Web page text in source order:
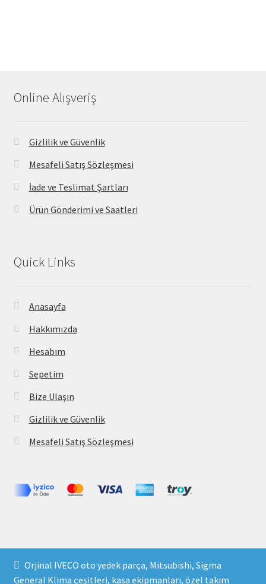
Orjinal IVECO oto yedek parça, Mitsubishi, Sigma
General Klima çeşitleri, kasa ekipmanları, özel takım
Online Alışveriş
Gizlilik ve Güvenlik
Mesafeli Satış Sözleşmesi
İade ve Teslimat Şartları
Ürün Gönderimi ve Saatleri
Quick Links
Anasayfa
Hakkımızda
Hesabım
Sepetim
Bize Ulaşın
Gizlilik ve Güvenlik
Mesafeli Satış Sözleşmesi
Copyright 2021 © parcavs.com Tüm hakları saklıdır. Kredi
kartı bilgileriniz 256bit SSL sertifikası ile korunmaktadır.